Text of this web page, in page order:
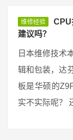
维修经验
CPU
建议吗？
日本维修技术
辑和包装，达
板是华硕的
实不实际呢？